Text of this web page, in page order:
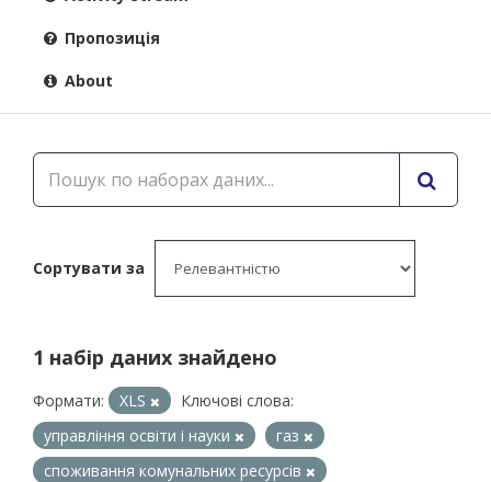
Пропозиція
About
Сортувати за
1 набір даних знайдено
Формати: XLS
Ключові слова:
управління освіти і науки
газ
споживання комунальних ресурсів